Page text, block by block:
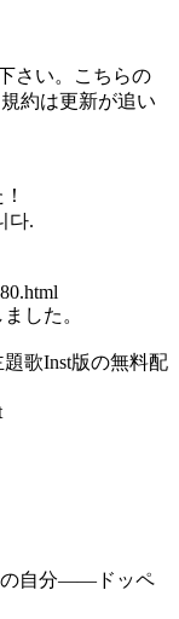
さい。こちらの
約は更新が追い
다.
した。
歌Inst版の無料配
の自分――ドッペ